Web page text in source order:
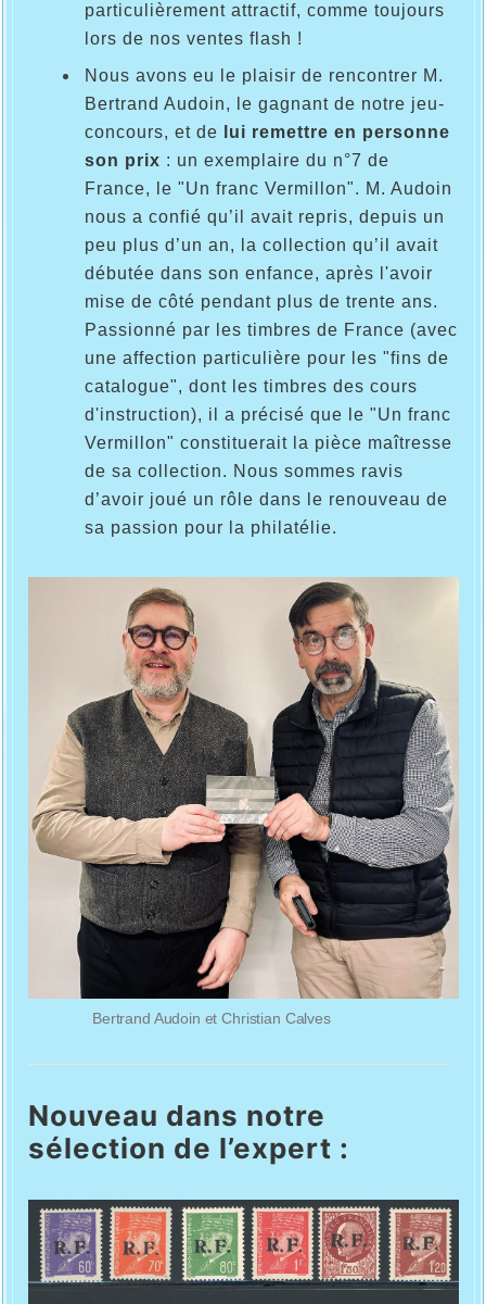
particulièrement attractif, comme toujours
lors de nos ventes flash !
Nous avons eu le plaisir de rencontrer M.
Bertrand Audoin, le gagnant de notre jeu-
concours, et de
lui remettre en personne
son prix : un exemplaire du n°7 de
France, le "Un franc Vermillon". M. Audoin
nous a confié qu’il avait repris, depuis un
peu plus d’un an, la collection qu’il avait
débutée dans son enfance, après l'avoir
mise de côté pendant plus de trente ans.
Passionné par les timbres de France (avec
une affection particulière pour les "fins de
catalogue", dont les timbres des cours
d'instruction), il a précisé que le "Un franc
Vermillon" constituerait la pièce maîtresse
de sa collection. Nous sommes ravis
d’avoir joué un rôle dans le renouveau de
sa passion pour la philatélie.
Bertrand Audoin et Christian Calves
Nouveau dans notre
sélection de l’expert :